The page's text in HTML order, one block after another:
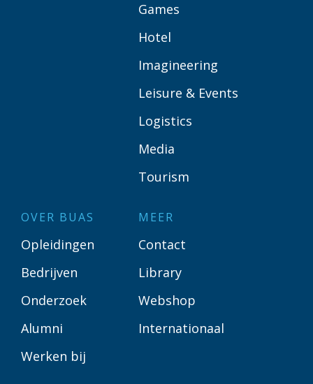
Games
Hotel
Imagineering
Leisure & Events
Logistics
Media
Tourism
OVER BUAS
Opleidingen
Bedrijven
Onderzoek
Alumni
Werken bij
MEER
Contact
Library
Webshop
Internationaal